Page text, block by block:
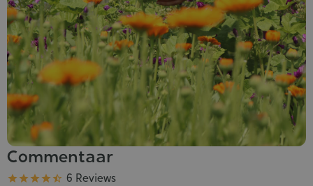
Commentaar
Kwaliteit
     6 Reviews